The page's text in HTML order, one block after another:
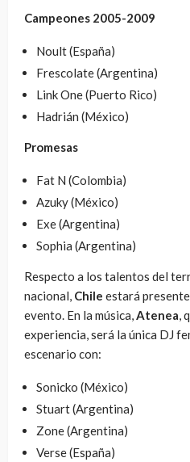
Campeones 2005-2009
Noult (España)
Frescolate (Argentina)
Link One (Puerto Rico)
Hadrián (México)
Promesas
Fat N (Colombia)
Azuky (México)
Exe (Argentina)
Sophia (Argentina)
Respecto a los talentos del
nacional, Chile estará
evento. En la música,Atenea,
experiencia, será la única DJ
escenario con:
Sonicko (México)
Stuart (Argentina)
Zone (Argentina)
Verse (España)